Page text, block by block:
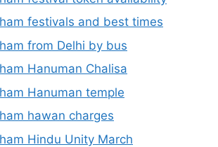
festivals and best times
from Delhi by bus
Hanuman Chalisa
Hanuman temple
hawan charges
Hindu Unity March